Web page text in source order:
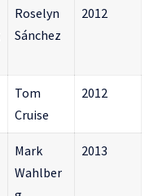
Roselyn
Sánchez
2012
Tom
Cruise
2012
Mark
Wahlber
2013